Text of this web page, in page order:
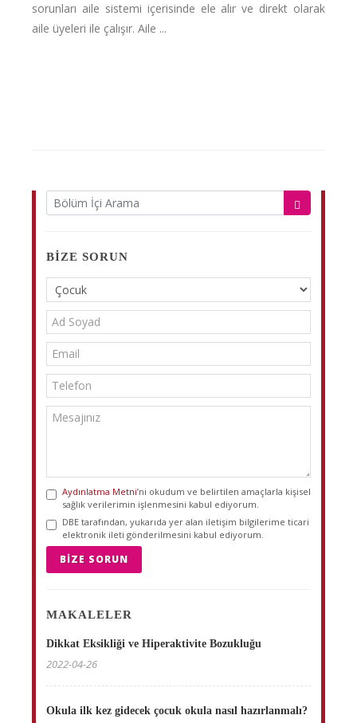
sorunları aile sistemi içerisinde ele alır ve direkt olarak
aile üyeleri ile çalışır. Aile ...
BIZE SORUN
Aydınlatma Metni’ni okudum ve belirtilen amaçlarla kişisel
sağlık verilerimin işlenmesini kabul ediyorum.
DBE tarafından, yukarıda yer alan iletişim bilgilerime ticari
elektronik ileti gönderilmesini kabul ediyorum.
BIZE SORUN
MAKALELER
Dikkat Eksikliği ve Hiperaktivite Bozukluğu
2022-04-26
Okula ilk kez gidecek çocuk okula nasıl hazırlanmalı?